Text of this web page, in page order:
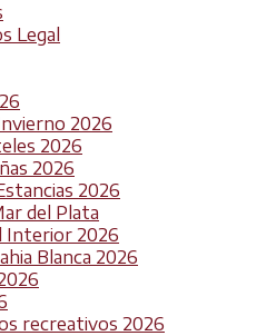
Legal
2026
2026
2026
2026
del Plata
Interior 2026
Blanca 2026
recreativos 2026